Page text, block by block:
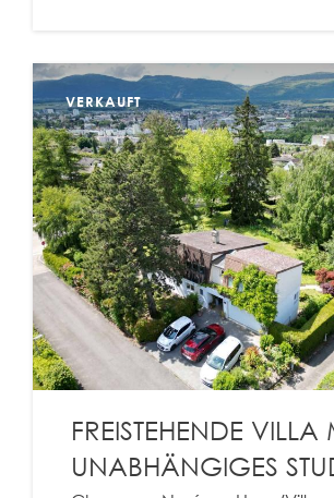
VERKAUFT
FREISTEHENDE VILLA
UNABHÄNGIGES